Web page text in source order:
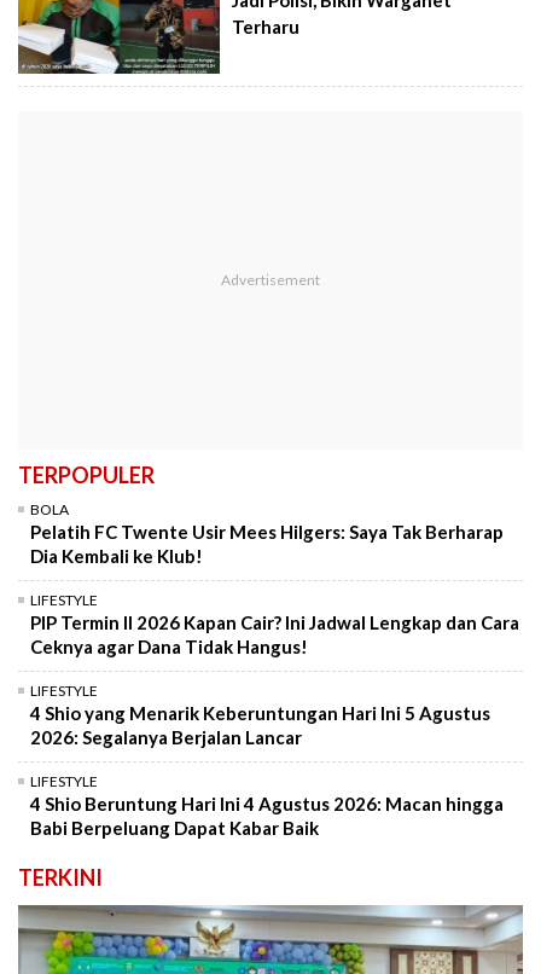
Terharu
TERPOPULER
BOLA
Pelatih FC Twente Usir Mees Hilgers: Saya Tak Berharap
Dia Kembali ke Klub!
LIFESTYLE
PIP Termin II 2026 Kapan Cair? Ini Jadwal Lengkap dan Cara
Ceknya agar Dana Tidak Hangus!
LIFESTYLE
4 Shio yang Menarik Keberuntungan Hari Ini 5 Agustus
2026: Segalanya Berjalan Lancar
LIFESTYLE
4 Shio Beruntung Hari Ini 4 Agustus 2026: Macan hingga
Babi Berpeluang Dapat Kabar Baik
TERKINI